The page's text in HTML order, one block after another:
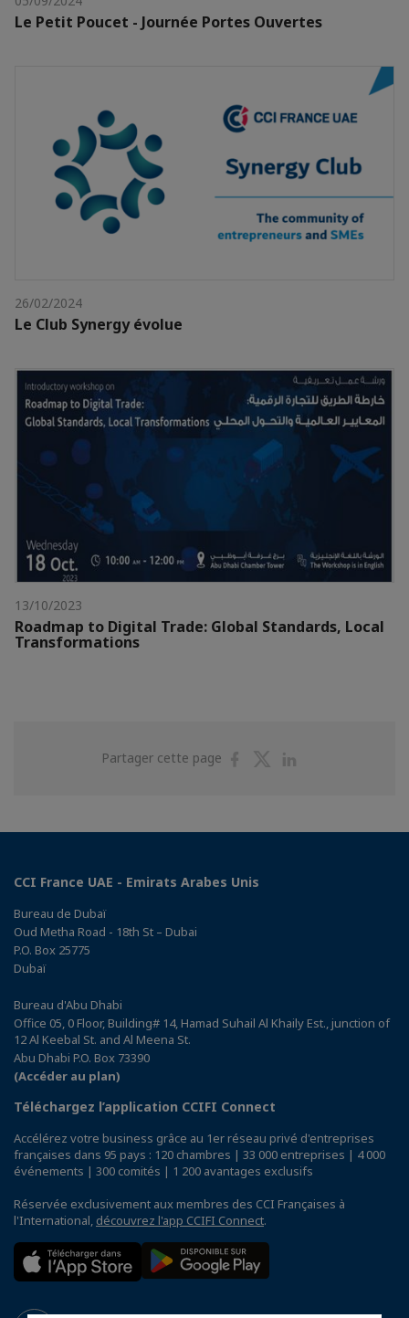
Le Petit Poucet - Journée Portes Ouvertes
26/02/2024
Le Club Synergy évolue
13/10/2023
Roadmap to Digital Trade: Global Standards, Local
Transformations
Partager cette page
PartagerPartager
CCI France UAE - Emirats Arabes Unis
Bureau de Dubaï
Oud Metha Road - 18th St – Dubai
P.O. Box 25775
Dubaï
Bureau d'Abu Dhabi
Office 05, 0 Floor, Building# 14, Hamad Suhail Al Khaily Est., junction of
12 Al Keebal St. and Al Meena St.
Abu Dhabi P.O. Box 73390
(Accéder au plan)
Téléchargez l’application CCIFI Connect
Accélérez votre business grâce au 1er réseau privé d'entreprises
françaises dans 95 pays : 120 chambres | 33 000 entreprises | 4 000
événements | 300 comités | 1 200 avantages exclusifs
Réservée exclusivement aux membres des CCI Françaises à
l'International, découvrez l'app CCIFI Connect.